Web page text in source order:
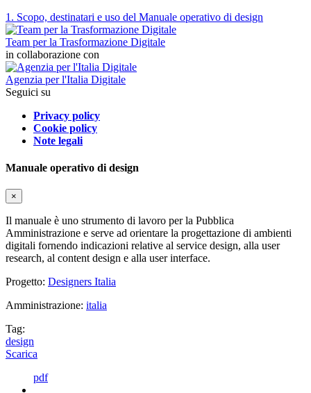
1. Scopo, destinatari e uso del Manuale operativo di design
Team per la Trasformazione Digitale
in collaborazione con
Agenzia per l'Italia Digitale
Seguici su
Privacy policy
Cookie policy
Note legali
Manuale operativo di design
×
Il manuale è uno strumento di lavoro per la Pubblica
Amministrazione e serve ad orientare la progettazione di ambienti
digitali fornendo indicazioni relative al service design, alla user
research, al content design e alla user interface.
Progetto: Designers Italia
Amministrazione: italia
Tag:
design
Scarica
pdf